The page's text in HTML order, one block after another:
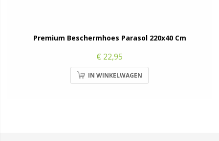
Premium Beschermhoes Parasol 220x40 Cm
€ 22,95
IN WINKELWAGEN